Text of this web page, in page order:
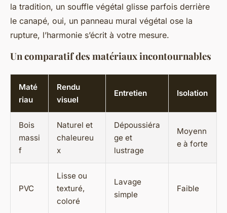
la tradition, un souffle végétal glisse parfois derrière
le canapé, oui, un panneau mural végétal ose la
rupture, l’harmonie s’écrit à votre mesure.
Un comparatif des matériaux incontournables
Maté
riau
Rendu
visuel
Entretien Isolation
Bois
massi
f
Naturel et
chaleureu
x
Dépoussiéra
ge et
lustrage
Moyenn
e à forte
PVC
Lisse ou
texturé,
coloré
Lavage
simple
Faible